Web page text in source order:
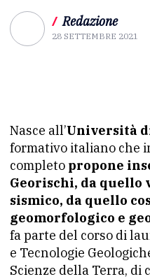
/ Redazione
28 SETTEMBRE 2021
Nasce all’Università
formativo italiano che
completo propone
Georischi, da quello
sismico, da quello
geomorfologico e
fa parte del corso di
e Tecnologie
Scienze della Terra, di